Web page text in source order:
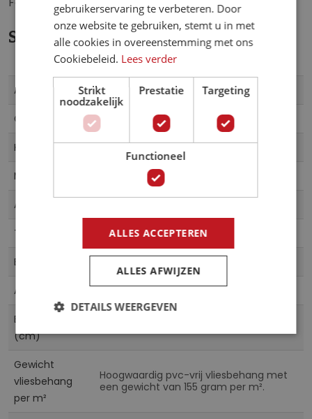
e
Specificaties
informatie
Artikelnummer IAX8-0005
Collectie Komar
Kleur Multicolor
Materiaal Vliesbehang
Afmeting
Type product Fotobehang
Behangindeling
Aantal Delen 8 Banen
Baanbreedte
(cm)
Gewicht
vliesbehang
per m²
Hoogwaardig pvc-vrij vliesbehang met
een gewicht van 155 gram per m².
gebruikerservaring te verbeteren. Door
onze website te gebruiken, stemt u in met
alle cookies in overeenstemming met ons
Cookiebeleid. Lees verder
Strikt
noodzakelijk
Prestatie Targeting
Functioneel
ALLES ACCEPTEREN
ALLES AFWIJZEN
DETAILS WEERGEVEN